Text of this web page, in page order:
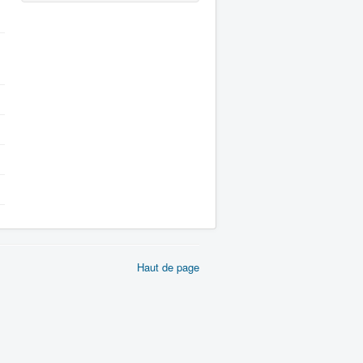
Haut de page